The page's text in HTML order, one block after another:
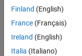
Finland (English)
France (Français)
Ireland (English)
Italia (Italiano)